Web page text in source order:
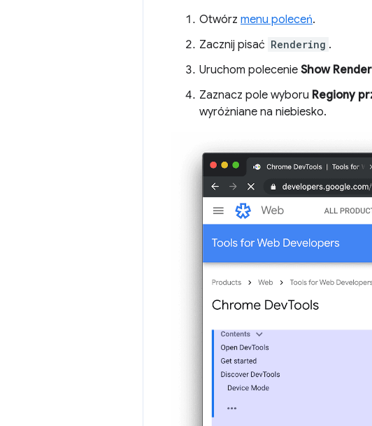
Otwórz menu poleceń.
Zacznij pisać Rendering .
Uruchom polecenie Show
Zaznacz pole wyboru Regiony
wyróżniane na niebiesko.